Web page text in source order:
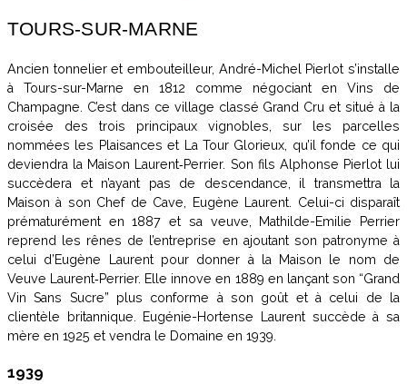
TOURS-SUR-MARNE
Ancien tonnelier et embouteilleur, André-Michel Pierlot s’installe
à Tours-sur-Marne en 1812 comme négociant en Vins de
Champagne. C’est dans ce village classé Grand Cru et situé à la
croisée des trois principaux vignobles, sur les parcelles
nommées les Plaisances et La Tour Glorieux, qu’il fonde ce qui
deviendra la Maison Laurent‑Perrier. Son fils Alphonse Pierlot lui
succèdera et n’ayant pas de descendance, il transmettra la
Maison à son Chef de Cave, Eugène Laurent. Celui-ci disparaît
prématurément en 1887 et sa veuve, Mathilde-Emilie Perrier
reprend les rênes de l’entreprise en ajoutant son patronyme à
celui d’Eugène Laurent pour donner à la Maison le nom de
Veuve Laurent‑Perrier. Elle innove en 1889 en lançant son “Grand
Vin Sans Sucre” plus conforme à son goût et à celui de la
clientèle britannique. Eugénie-Hortense Laurent succède à sa
mère en 1925 et vendra le Domaine en 1939.
1939